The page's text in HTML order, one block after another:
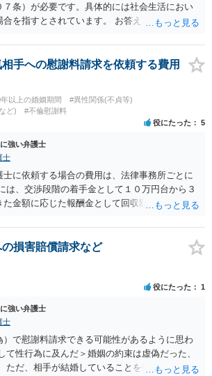
７条）が必要です。具体的には社会生活におい
を指すとされています。 お答えとしては、理
で、現在の氏を使い続けることがなぜよくな
ることになる、というものになります。
手への慰謝料請求を依頼する費用
以上の婚姻期間
#異性関係(不貞等)
ど)
#不倫慰謝料
役にたった 5
強い弁護士
士
に依頼する場合の費用は、法律事務所ごとに
は、交渉段階の着手金として１０万円台から３
た金額に応じた報酬金として回収額の１０％か
、実費が発生することもあります。 もっと
か、相手方の住所・勤務先が分かるか、慰謝料
で終わるか訴訟まで見込むかによって、費用は
、交渉だけの場合、訴訟になった場合、回収
を確認しておくとよいでしょう。 弁護士選び
言い過ぎないか、質問に具体的に答えてくれる
、電話、弁護士直接か事務局員を介するかな
うかを確認するとよいと思います。いずれに
相談・依頼にあたっては、証拠資料、夫と相
氏名・住所等、夫婦関係への影響、離婚予定の
損害賠償請求など
役にたった 1
強い弁護士
士
）で慰謝料請求できる可能性があるように思わ
て性行為に及んだ＞婚姻の約束は虚偽だった、
ただ、相手が結婚していることを知って行為に